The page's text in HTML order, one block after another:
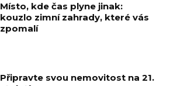
Místo, kde čas plyne jinak:
kouzlo zimní zahrady, které vás
zpomalí
Připravte svou nemovitost na 21.